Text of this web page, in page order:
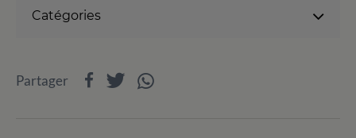
Catégories
Partager